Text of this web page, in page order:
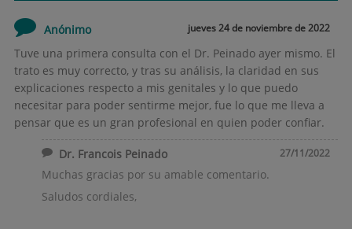
Anónimo jueves 24 de noviembre de 2022
Tuve una primera consulta con el Dr. Peinado ayer mismo. El
trato es muy correcto, y tras su análisis, la claridad en sus
explicaciones respecto a mis genitales y lo que puedo
necesitar para poder sentirme mejor, fue lo que me lleva a
pensar que es un gran profesional en quien poder confiar.
Dr. Francois Peinado 27/11/2022
Muchas gracias por su amable comentario.
Saludos cordiales,